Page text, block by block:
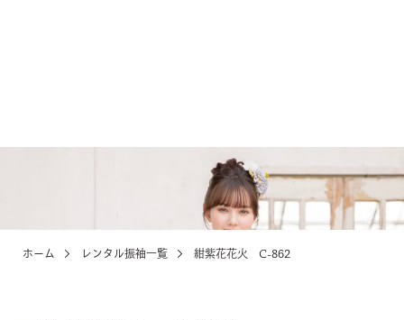
フォトウェディング
KIDS
ホーム レンタル振袖一覧 紺紫花花火 C-862